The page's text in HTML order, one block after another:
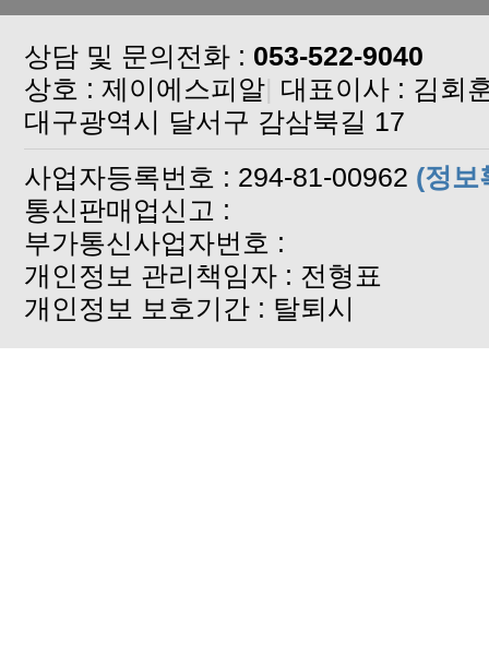
상담 및 문의전화 : 053-522-9040
상호 : 제이에스피알| 대표이사 : 김회
대구광역시 달서구 감삼북길 17
사업자등록번호 : 294-81-00962 (정보
통신판매업신고 :
부가통신사업자번호 :
개인정보 관리책임자 : 전형표
개인정보 보호기간 : 탈퇴시